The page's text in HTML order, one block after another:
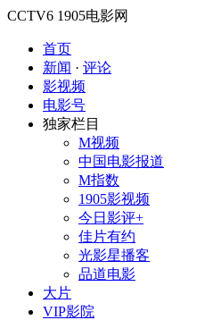
CCTV6 1905电影网
首页
新闻 · 评论
影视频
电影号
独家栏目
M视频
中国电影报道
M指数
1905影视频
今日影评+
佳片有约
光影星播客
品道电影
大片
VIP影院